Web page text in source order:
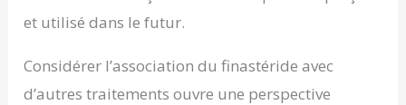
et utilisé dans le futur.
Considérer l’association du finastéride avec
d’autres traitements ouvre une perspective